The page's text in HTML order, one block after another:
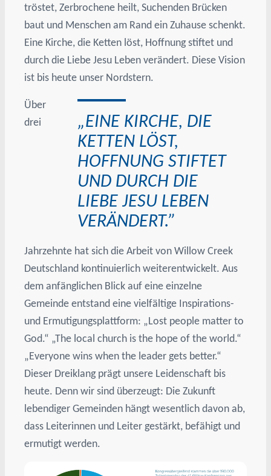
tröstet, Zerbrochene heilt, Suchenden Brücken
baut und Menschen am Rand ein Zuhause schenkt.
Eine Kirche, die Ketten löst, Hoffnung stiftet und
durch die Liebe Jesu Leben verändert. Diese Vision
ist bis heute unser Nordstern.
„EINE KIRCHE, DIE
KETTEN LÖST,
HOFFNUNG STIFTET
UND DURCH DIE
LIEBE JESU LEBEN
VERÄNDERT.”
Über
drei
Jahrzehnte hat sich die Arbeit von Willow Creek
Deutschland kontinuierlich weiterentwickelt. Aus
dem anfänglichen Blick auf eine einzelne
Gemeinde entstand eine vielfältige Inspirations-
und Ermutigungsplattform: „Lost people matter to
God.“ „The local church is the hope of the world.“
„Everyone wins when the leader gets better.“
Dieser Dreiklang prägt unsere Leidenschaft bis
heute. Denn wir sind überzeugt: Die Zukunft
lebendiger Gemeinden hängt wesentlich davon ab,
dass Leiterinnen und Leiter gestärkt, befähigt und
ermutigt werden.